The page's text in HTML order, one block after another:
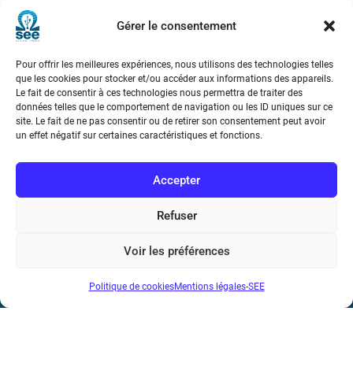
Gérer le consentement
Pour offrir les meilleures expériences, nous utilisons des technologies telles
que les cookies pour stocker et/ou accéder aux informations des appareils.
Le fait de consentir à ces technologies nous permettra de traiter des
données telles que le comportement de navigation ou les ID uniques sur ce
site. Le fait de ne pas consentir ou de retirer son consentement peut avoir
un effet négatif sur certaines caractéristiques et fonctions.
Accepter
Refuser
Voir les préférences
Politique de cookiesMentions légales-SEE
Société de l’Electricité, de l’Electronique et des Technologies
de l’Information et de la Communication
17 rue de l’Amiral Hamelin
Métro : « Boissière » Ligne 6 et « Iéna » Ligne 9
Téléphone : (+33) 1 56 90 37 17
N° de SIREN : 785 393 232, Code APE : 9412Z TVA intra-